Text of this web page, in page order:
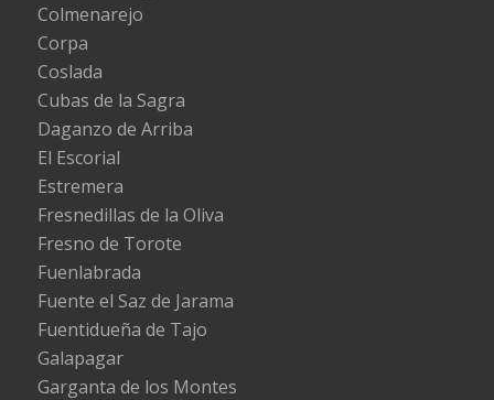
Colmenarejo
Corpa
Coslada
Cubas de la Sagra
Daganzo de Arriba
El Escorial
Estremera
Fresnedillas de la Oliva
Fresno de Torote
Fuenlabrada
Fuente el Saz de Jarama
Fuentidueña de Tajo
Galapagar
Garganta de los Montes